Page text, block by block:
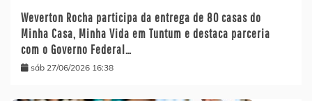
Weverton Rocha participa da entrega de 80 casas do
Minha Casa, Minha Vida em Tuntum e destaca parceria
com o Governo Federal…
sáb 27/06/2026 16:38